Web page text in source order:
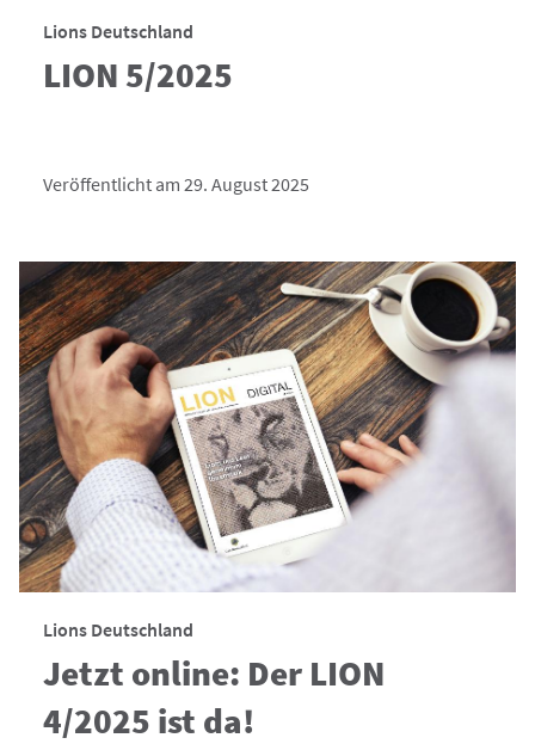
Lions Deutschland
LION 5/2025
Veröffentlicht am 29. August 2025
Lions Deutschland
Jetzt online: Der LION
4/2025 ist da!